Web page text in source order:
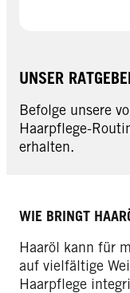
UNSER
Befolge unsere
Haarpflege-
erhalten.
WIE BRINGT
Haaröl kann für
auf vielfältige
Haarpflege